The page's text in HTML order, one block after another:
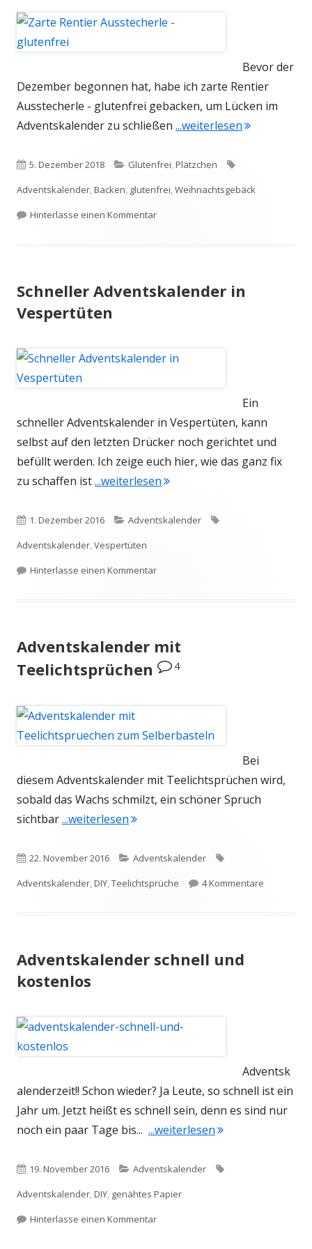
Bevor der
Dezember begonnen hat, habe ich zarte Rentier
Ausstecherle - glutenfrei gebacken, um Lücken im
Adventskalender zu schließen ...weiterlesen"Zarte
Veröffentlicht
am
5. Dezember 2018 Kategorien
Glutenfrei,Plätzchen
Adventskalender,Backen, glutenfrei,Weihnachtsgebäck
Hinterlasse einen Kommentarzu Zarte Rentier Ausstecherle –
Schneller Adventskalender in
Vespertüten
Ein
schneller Adventskalender in Vespertüten, kann
selbst auf den letzten Drücker noch gerichtet und
befüllt werden. Ich zeige euch hier, wie das ganz fix
zu schaffen ist...weiterlesen"Schneller Adventskalender
Veröffentlicht
am
1. Dezember 2016 Kategorien
Adventskalender
Adventskalender,Vespertüten
Hinterlasse einen Kommentarzu Schneller Adventskalender in
Adventskalender mit
Teelichtsprüchen
4
Bei
diesem Adventskalender mit Teelichtsprüchen wird,
sobald das Wachs schmilzt, ein schöner Spruch
sichtbar...weiterlesen"Adventskalender mit
Veröffentlicht
am
22. November 2016 Kategorien
Adventskalender
Adventskalender,DIY,Teelichtsprüche 4 Kommentare
Adventskalender schnell und
kostenlos
Adventsk
alenderzeit!! Schon wieder? Ja Leute, so schnell ist ein
Jahr um. Jetzt heißt es schnell sein, denn es sind nur
noch ein paar Tage bis... ...weiterlesen
Veröffentlicht
am
19. November 2016 Kategorien
Adventskalender
Adventskalender,DIY, genähtes Papier
Hinterlasse einen Kommentarzu Adventskalender schnell und